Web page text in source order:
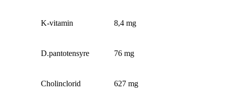
K-vitamin 8,4 mg
D.pantotensyre 76 mg
Cholinclorid 627 mg